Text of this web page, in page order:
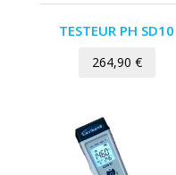
TESTEUR PH SD10
264,90 €